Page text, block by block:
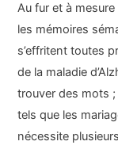
Au fur et à mesure
les mémoires
s’effritent toutes
de la maladie
trouver des mots
tels que les
nécessite